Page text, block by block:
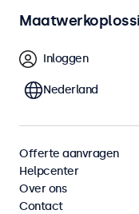
17 inch monitoren
commercieel gebruik.
diverse
waarmee ze
Filter (2)
17 inch monitoren
Inloggen
Nederland
Offerte aanvragen
Helpcenter
Over ons
Contact